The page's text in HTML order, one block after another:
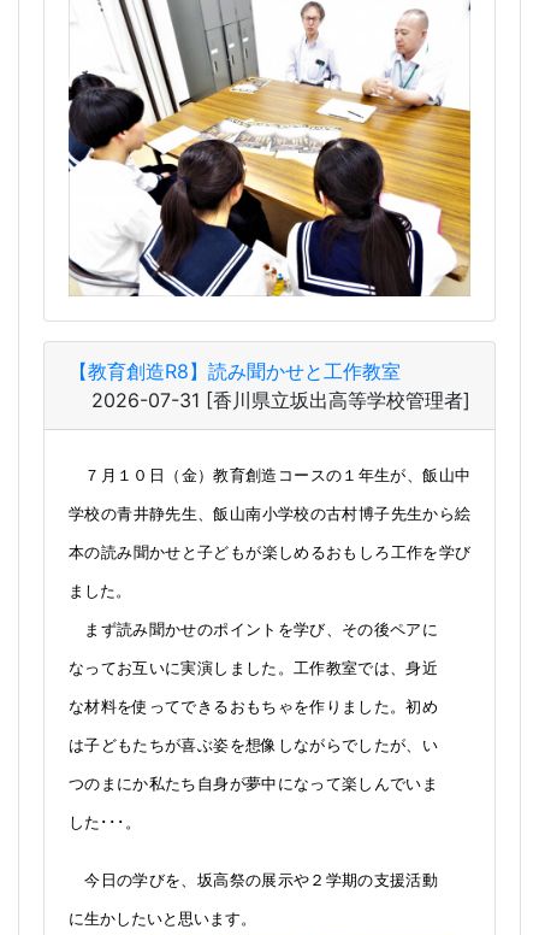
【教育創造R8】読み聞かせと工作教室
2026-07-31 [香川県立坂出高等学校管理者]
７月１０日（金）教育創造コースの１年生が、飯山中
学校の青井静先生、飯山南小学校の古村博子先生から絵
本の読み聞かせと子どもが楽しめるおもしろ工作を学び
ました。
まず読み聞かせのポイントを学び、その後ペアに
なってお互いに実演しました。工作教室では、身近
な材料を使ってできるおもちゃを作りました。初め
は子どもたちが喜ぶ姿を想像しながらでしたが、い
つのまにか私たち自身が夢中になって楽しんでいま
した･･･。
今日の学びを、坂高祭の展示や２学期の支援活動
に生かしたいと思います。